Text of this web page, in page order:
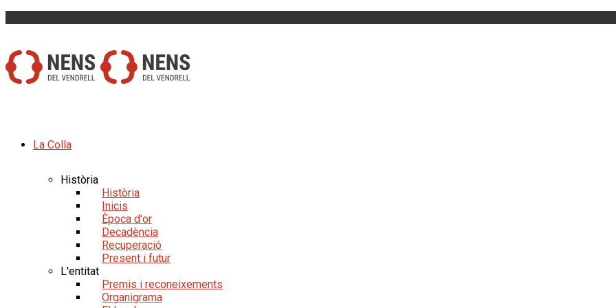
La Colla
Història
Història
Inicis
Època d'or
Decadència
Recuperació
Present i futur
L'entitat
Premis i reconeixements
Organigrama